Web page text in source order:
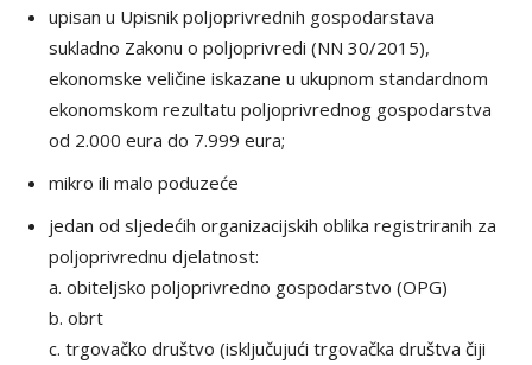
upisan u Upisnik poljoprivrednih gospodarstava
sukladno Zakonu o poljoprivredi (NN 30/2015),
ekonomske veličine iskazane u ukupnom standardnom
ekonomskom rezultatu poljoprivrednog gospodarstva
od 2.000 eura do 7.999 eura;
mikro ili malo poduzeće
jedan od sljedećih organizacijskih oblika registriranih za
poljoprivrednu djelatnost:
a. obiteljsko poljoprivredno gospodarstvo (OPG)
b. obrt
c. trgovačko društvo (isključujući trgovačka društva čiji